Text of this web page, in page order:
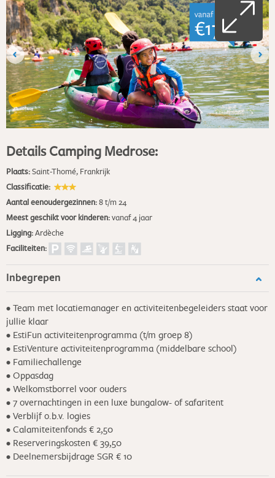
Details Camping Medrose:
Plaats:Saint-Thomé, Frankrijk
Classificatie:
Aantal eenoudergezinnen:8 t/m 24
Meest geschikt voor kinderen:vanaf 4 jaar
Ligging:Ardèche
Faciliteiten:
Inbegrepen
• Team met locatiemanager en activiteitenbegeleiders staat voor
jullie klaar
• EstiFun activiteitenprogramma (t/m groep 8)
• EstiVenture activiteitenprogramma (middelbare school)
• Familiechallenge
• Oppasdag
• Welkomstborrel voor ouders
• 7 overnachtingen in een luxe bungalow- of safaritent
• Verblijf o.b.v. logies
• Calamiteitenfonds € 2,50
• Reserveringskosten € 39,50
• Deelnemersbijdrage SGR € 10